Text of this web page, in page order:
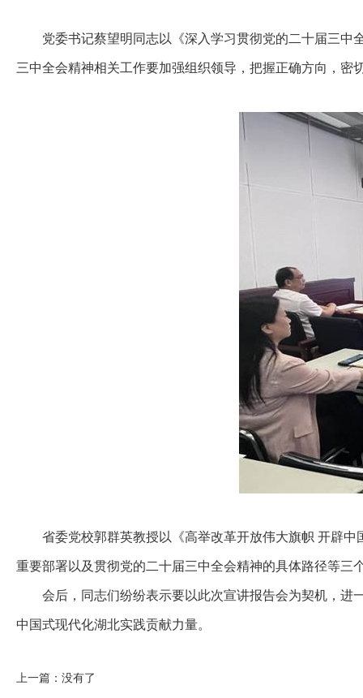
党委书记蔡望明同志以《深入学习贯彻党的二十届三
三中全会精神相关工作要加强组织领导，把握正确方向，密
省委党校郭群英教授以《高举改革开放伟大旗帜 开辟
重要部署以及贯彻党的二十届三中全会精神的具体路径等三
会后，同志们纷纷表示要以此次宣讲报告会为契机，进
中国式现代化湖北实践贡献力量。
上一篇： 没有了